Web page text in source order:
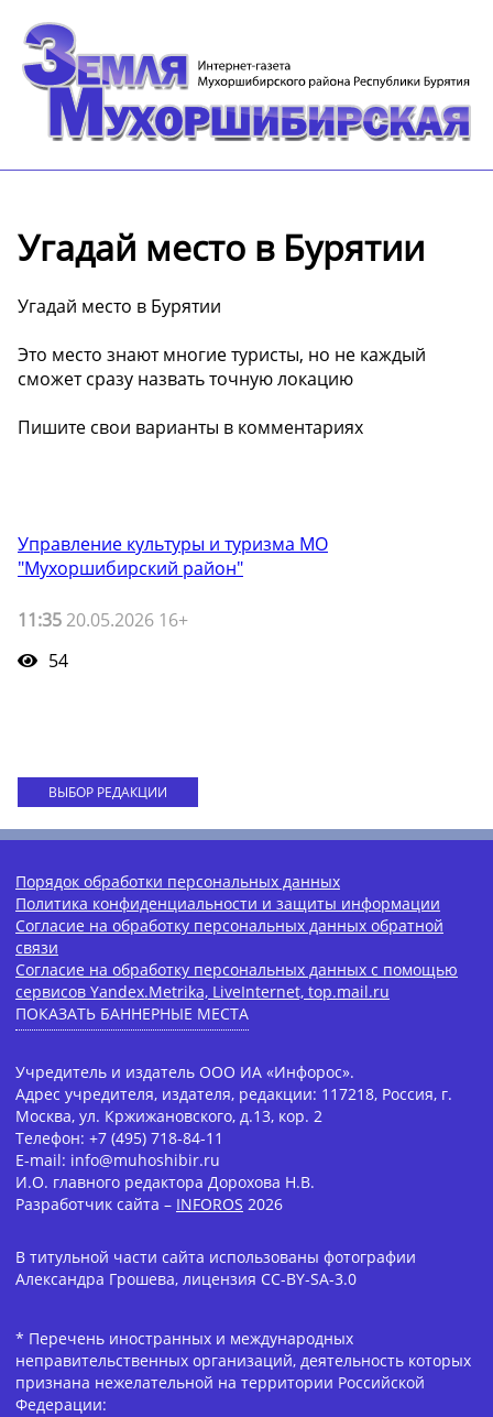
Угадай место в Бурятии
Угадай место в Бурятии
Это место знают многие туристы, но не каждый
сможет сразу назвать точную локацию
Пишите свои варианты в комментариях
Управление культуры и туризма МО
"Мухоршибирский район"
11:35 20.05.2026 16+
54
ВЫБОР РЕДАКЦИИ
Порядок обработки персональных данных
Политика конфиденциальности и защиты информации
Согласие на обработку персональных данных обратной
связи
Согласие на обработку персональных данных с помощью
сервисов Yandex.Metrika, LiveInternet, top.mail.ru
ПОКАЗАТЬ БАННЕРНЫЕ МЕСТА
Учредитель и издатель ООО ИА «Инфорос».
Адрес учредителя, издателя, редакции: 117218, Россия, г.
Москва, ул. Кржижановского, д.13, кор. 2
Телефон: +7 (495) 718-84-11
E-mail: info@muhoshibir.ru
И.О. главного редактора Дорохова Н.В.
Разработчик сайта – INFOROS 2026
В титульной части сайта использованы фотографии
Александра Грошева, лицензия CC-BY-SA-3.0
* Перечень иностранных и международных
неправительственных организаций, деятельность которых
признана нежелательной на территории Российской
Федерации: